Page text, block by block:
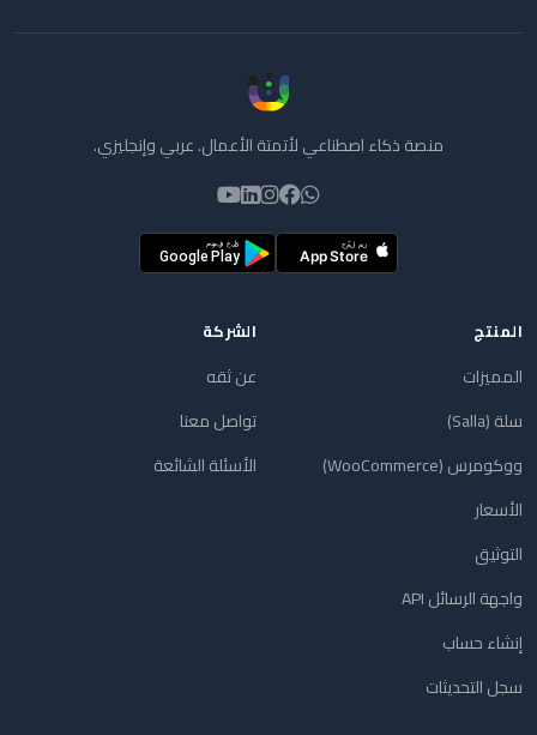
منصة ذكاء اصطناعي لأتمتة الأعمال. عربي وإنجليزي.
المنتج
المميزات
سلة (Salla)
ووكومرس (WooCommerce)
الأسعار
التوثيق
واجهة الرسائل API
إنشاء حساب
سجل التحديثات
الشركة
عن ثقه
تواصل معنا
الأسئلة الشائعة